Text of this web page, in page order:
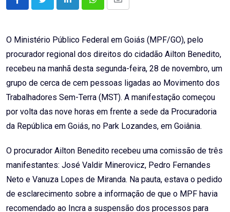
LinkedInWhatsappShare
Email
O Ministério Público Federal em Goiás (MPF/GO), pelo
procurador regional dos direitos do cidadão Ailton Benedito,
recebeu na manhã desta segunda-feira, 28 de novembro, um
grupo de cerca de cem pessoas ligadas ao Movimento dos
Trabalhadores Sem-Terra (MST). A manifestação começou
por volta das nove horas em frente a sede da Procuradoria
da República em Goiás, no Park Lozandes, em Goiânia.
O procurador Ailton Benedito recebeu uma comissão de três
manifestantes: José Valdir Minerovicz, Pedro Fernandes
Neto e Vanuza Lopes de Miranda. Na pauta, estava o pedido
de esclarecimento sobre a informação de que o MPF havia
recomendado ao Incra a suspensão dos processos para